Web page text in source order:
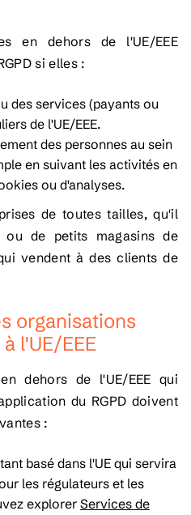
en dehors de l'UE/EEE
si elles :
des services (payants ou
de l'UE/EEE.
des personnes au sein
en suivant les activités en
ou d'analyses.
de toutes tailles, qu'il
ou de petits magasins de
vendent à des clients de
organisations
l'UE/EEE
dehors de l'UE/EEE qui
du RGPD doivent
:
basé dans l'UE qui servira
les régulateurs et les
explorer Services de